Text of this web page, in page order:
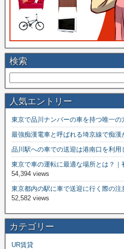
検索
人気エントリー
東京で品川ナンバーの車を持つ唯一の
最強痴漢電車と呼ばれる埼京線で痴漢
品川駅への車での送迎は港南口を利用
東京で車の運転に最適な場所とは？
54,394 views
東京都内の駅に車で送迎に行く際の
52,582 views
カテゴリー
UR賃貸